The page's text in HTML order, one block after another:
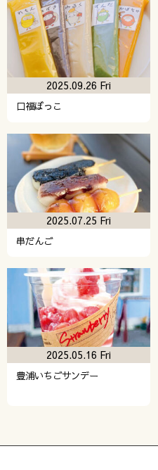
口福ぼっこ
2025.09.26 Fri
串だんご
2025.07.25 Fri
豊浦いちごサンデー
2025.05.16 Fri